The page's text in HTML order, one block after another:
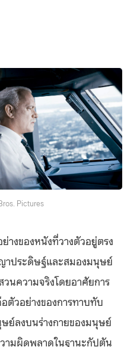
Pictures
างของหนังที่วางตัวอยู่ตรง
าประดิษฐ์และสมองมนุษย์
นความจริงโดยอาศัยการ
ตัวอย่างของการทาบทับ
ย์ลงบนร่างกายของมนุษย์
ามผิดพลาดในฐานะกัปตัน